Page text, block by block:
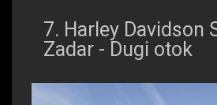
7. Harley Davidson
Zadar - Dugi otok